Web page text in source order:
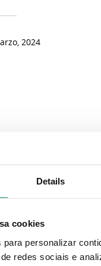
Details
cookies
personalizar
redes sociais e
2024